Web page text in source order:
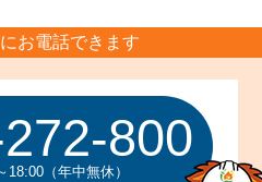
お電話できます
800
18:00（年中無休）